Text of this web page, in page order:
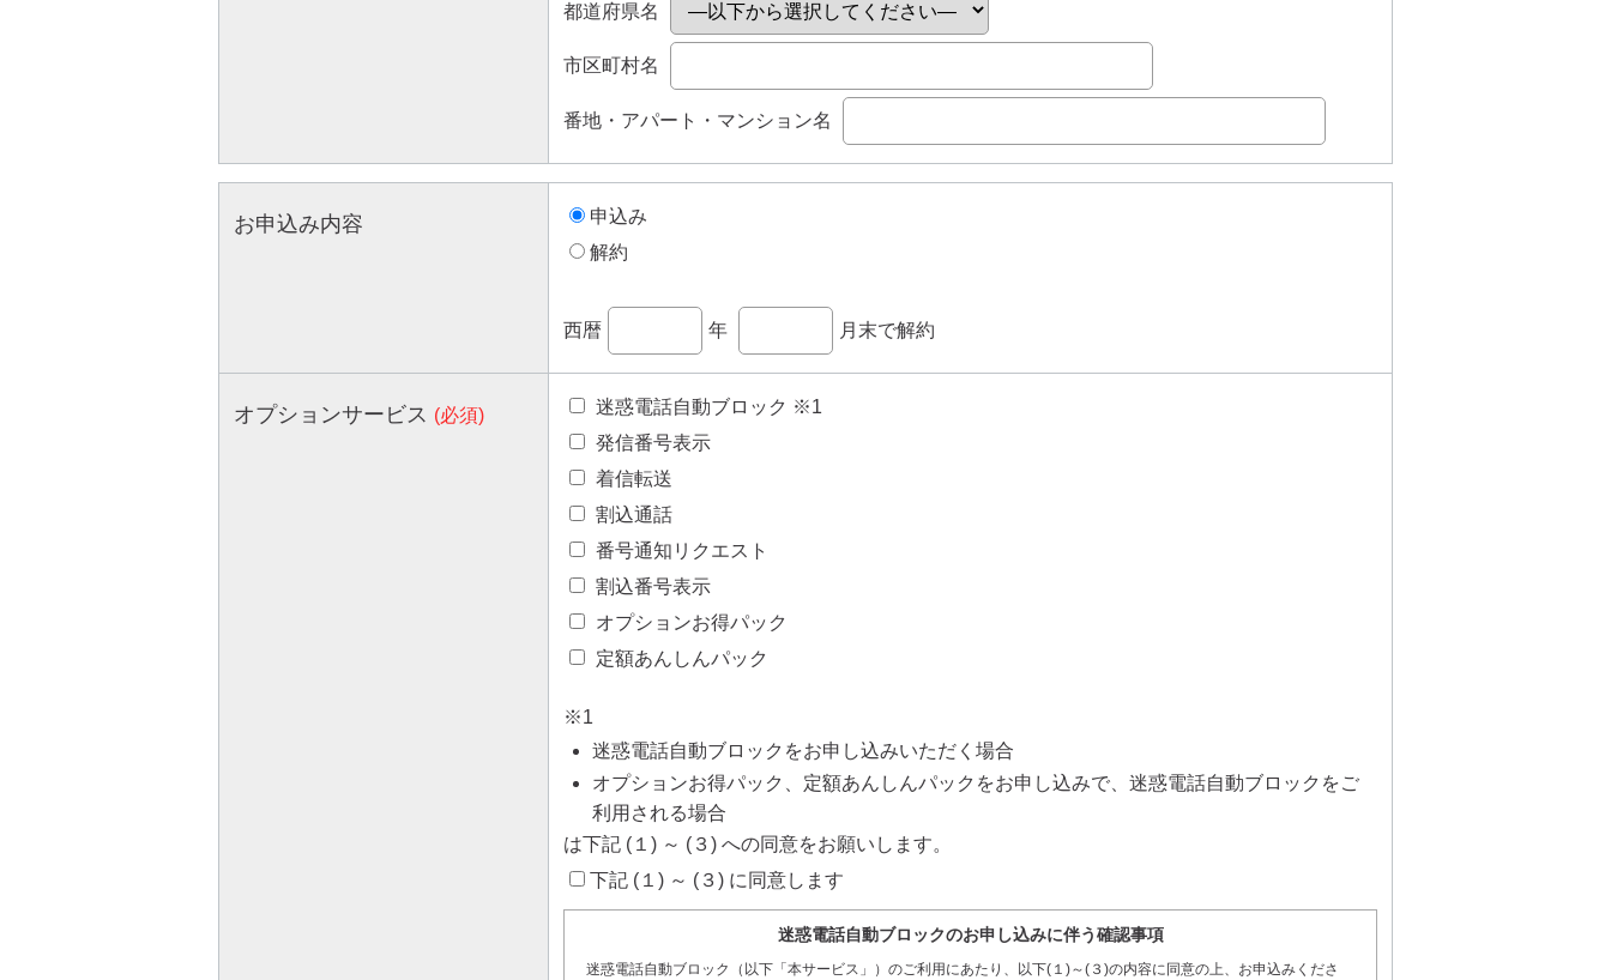
都道府県名
市区町村名
番地・アパート・マンション名
お申込み内容
申込み
解約
西暦 年 月末で解約
オプションサービス (必須)
迷惑電話自動ブロック ※1
発信番号表示
着信転送
割込通話
番号通知リクエスト
割込番号表示
オプションお得パック
定額あんしんパック
※1
迷惑電話自動ブロックをお申し込みいただく場合
オプションお得パック、定額あんしんパックをお申し込みで、迷惑電話自動ブロックをご
利用される場合
は下記 (１) ～ (３) への同意をお願いします。
下記 (１) ～ (３) に同意します
迷惑電話自動ブロックのお申し込みに伴う確認事項
迷惑電話自動ブロック（以下「本サービス」）のご利用にあたり、以下(１)～(３)の内容に同意の上、お申込みくださ